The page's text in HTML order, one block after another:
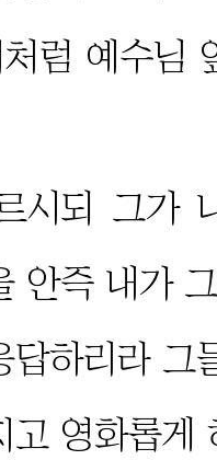
럼 예수님
시되 그가
안즉 내가
답하리라 그
고 영화롭게